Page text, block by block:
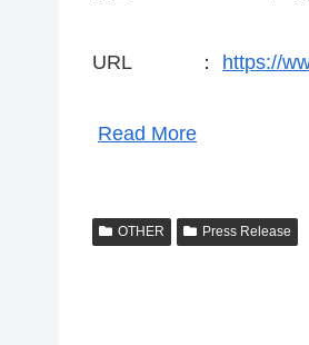
URL ： https://
Read More
OTHER Press Release